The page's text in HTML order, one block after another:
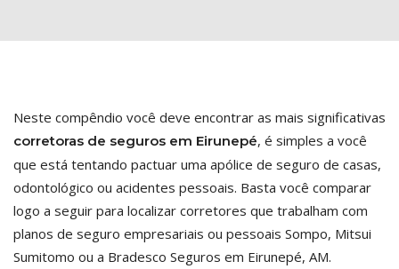
Neste compêndio você deve encontrar as mais significativas
corretoras de seguros em Eirunepé, é simples a você
que está tentando pactuar uma apólice de seguro de casas,
odontológico ou acidentes pessoais. Basta você comparar
logo a seguir para localizar corretores que trabalham com
planos de seguro empresariais ou pessoais Sompo, Mitsui
Sumitomo ou a Bradesco Seguros em Eirunepé, AM.